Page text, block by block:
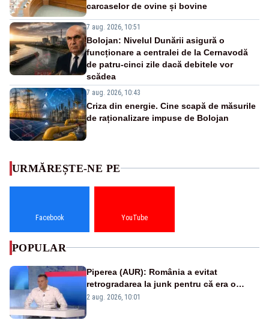
carcaselor de ovine și bovine
7 aug. 2026, 10:51
Bolojan: Nivelul Dunării asigură o
funcționare a centralei de la Cernavodă
de patru-cinci zile dacă debitele vor
scădea
7 aug. 2026, 10:43
Criza din energie. Cine scapă de măsurile
de raționalizare impuse de Bolojan
URMĂREȘTE-NE PE
Facebook YouTube
POPULAR
Piperea (AUR): România a evitat
retrogradarea la junk pentru că era o
catastrofă pentru bănci și fondurile de
2 aug. 2026, 10:01